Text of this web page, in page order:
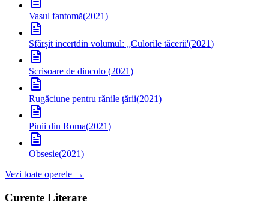
Vasul fantomă(2021)
Sfârșit incertdin volumul: „Culorile tăcerii'(2021)
Scrisoare de dincolo (2021)
Rugăciune pentru rănile ţării(2021)
Pinii din Roma(2021)
Obsesie(2021)
Vezi toate operele →
Curente Literare